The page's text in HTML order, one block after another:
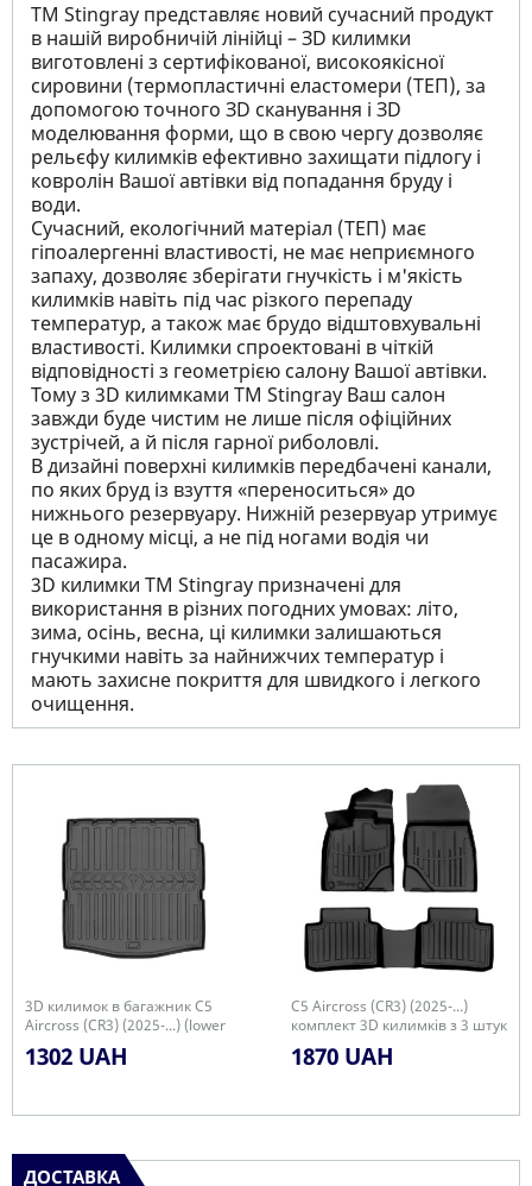
ТМ Stingray представляє новий сучасний продукт
в нашій виробничій лінійці – ЗD килимки
виготовлені з сертифікованої, високоякісної
сировини (термопластичні еластомери (ТЕП), за
допомогою точного ЗD сканування і ЗD
моделювання форми, що в свою чергу дозволяє
рельєфу килимків ефективно захищати підлогу і
ковролін Вашої автівки від попадання бруду і
води.
Сучасний, екологічний матеріал (ТЕП) має
гіпоалергенні властивості, не має неприємного
запаху, дозволяє зберігати гнучкість і м'якість
килимків навіть під час різкого перепаду
температур, а також має брудо відштовхувальні
властивості. Килимки спроектовані в чіткій
відповідності з геометрією салону Вашої автівки.
Тому з 3D килимками TM Stingray Ваш салон
завжди буде чистим не лише після офіційних
зустрічей, а й після гарної риболовлі.
В дизайні поверхні килимків передбачені канали,
по яких бруд із взуття «переноситься» до
нижнього резервуару. Нижній резервуар утримує
це в одному місці, а не під ногами водія чи
пасажира.
3D килимки TM Stingray призначені для
використання в різних погодних умовах: літо,
зима, осінь, весна, ці килимки залишаються
гнучкими навіть за найнижчих температур і
мають захисне покриття для швидкого і легкого
очищення.
3D килимок в багажник C5
Aircross (CR3) (2025-...) (lower
trunk)
1302 UAH
C5 Aircross (CR3) (2025-...)
комплект 3D килимків з 3 штук
1870 UAH
ДОСТАВКА